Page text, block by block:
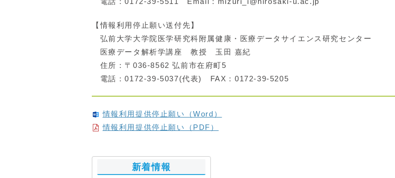
【情報利用停止願い送付先】
弘前大学大学院医学研究科附属健康・医療データサイエンス研究センター
医療データ解析学講座 教授 玉田 嘉紀
住所：〒036-8562 弘前市在府町5
電話：0172-39-5037(代表) FAX：0172-39-5205
情報利用提供停止願い（Word）
情報利用提供停止願い（PDF）
新着情報